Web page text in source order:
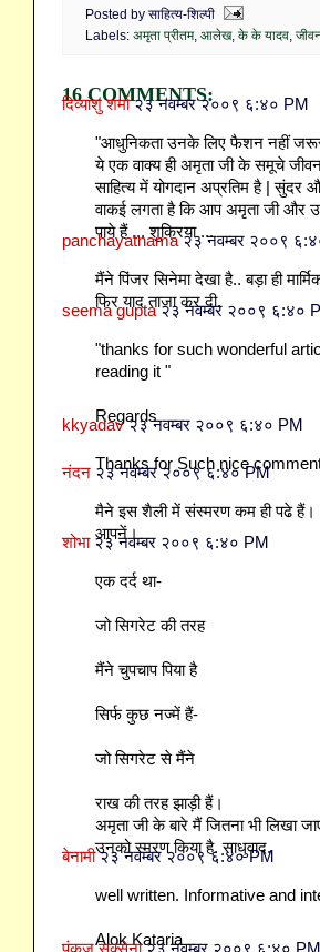
Posted by साहित्य-शिल्पी
Labels: अमृता प्रीतम, आलेख, के के यादव,
16 COMMENTS:
दिव्यांशु शर्मा २३ नवम्बर २००९ ६:४० PM
"आधुनिकता उनके लिए फैशन नहीं
ये एक वाक्य ही अमृता जी के समूचे
साहित्य में योगदान अप्रतिम है |
वाकई लगता है कि आप अमृता जी
पाये हैं ... शुक्रिया ...
panchayatnama २३ नवम्बर २००९
मैंने पिंजर सिनेमा देखा है.. बड़ा ही
फिर याद ताजा कर दी.
seema gupta २३ नवम्बर २००९ ६:४०
"thanks for such wonderful
reading it "
Regards
kkyadav २३ नवम्बर २००९ ६:४० PM
Thanks for Such nice
नंदन २३ नवम्बर २००९ ६:४० PM
मैने इस शैली में संस्मरण कम ही पढे हैं।
आपनें।
शोभा २३ नवम्बर २००९ ६:४० PM
एक दर्द था-
जो सिगरेट की तरह
मैंने चुपचाप पिया है
सिर्फ कुछ नज्में हैं-
जो सिगरेट से मैंने
राख की तरह झाड़ी हैं।
अमृता जी के बारे मैं जितना भी लिखा
उनको स्मरण किया है. साधुवाद.
बेनामी२३ नवम्बर २००९ ६:४० PM
well written. Informative and
Alok Kataria